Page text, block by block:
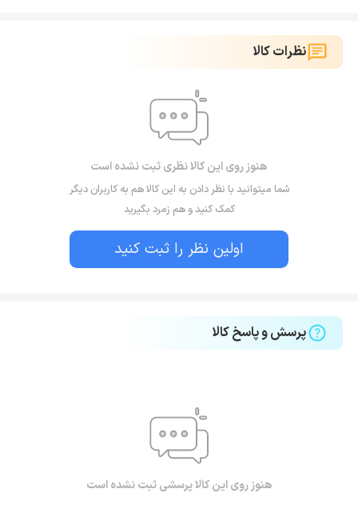
نظرات کالا
هنوز روی این کالا نظری ثبت نشده است
شما میتوانید با نظر دادن به این کالا هم به کاربران دیگر
کمک کنید و هم زمرد بگیرید
اولین نظر را ثبت کنید
پرسش و پاسخ کالا
هنوز روی این کالا پرسشی ثبت نشده است